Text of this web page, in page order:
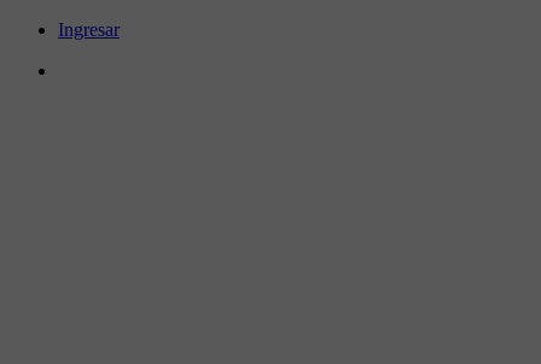
Ingresar